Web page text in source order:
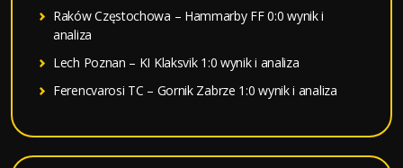
Raków Częstochowa – Hammarby FF 0:0 wynik i
analiza
Lech Poznan – KI Klaksvik 1:0 wynik i analiza
Ferencvarosi TC – Gornik Zabrze 1:0 wynik i analiza